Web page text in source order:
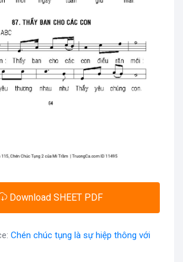
Download SHEET PDF
Chén chúc tụng là sự hiệp thông với